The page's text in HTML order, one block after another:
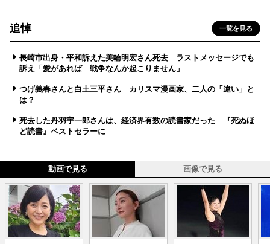
追悼 一覧を見る
長崎市出身・平和訴えた美輪明宏さん死去 ラストメッセージでも
訴え「愛があれば 戦争なんか起こりません」
つげ義春さんと白土三平さん カリスマ漫画家、二人の「違い」と
は？
死去した丹羽宇一郎さんは、経済界有数の読書家だった 『死ぬほ
ど読書』ベストセラーに
動画で見る 画像で見る